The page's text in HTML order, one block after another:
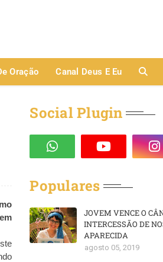
Oração Canal Deus E Eu
Social Plugin
Populares
JOVEM VENCE O
INTERCESSÃO DE
APARECIDA
agosto 05, 2019